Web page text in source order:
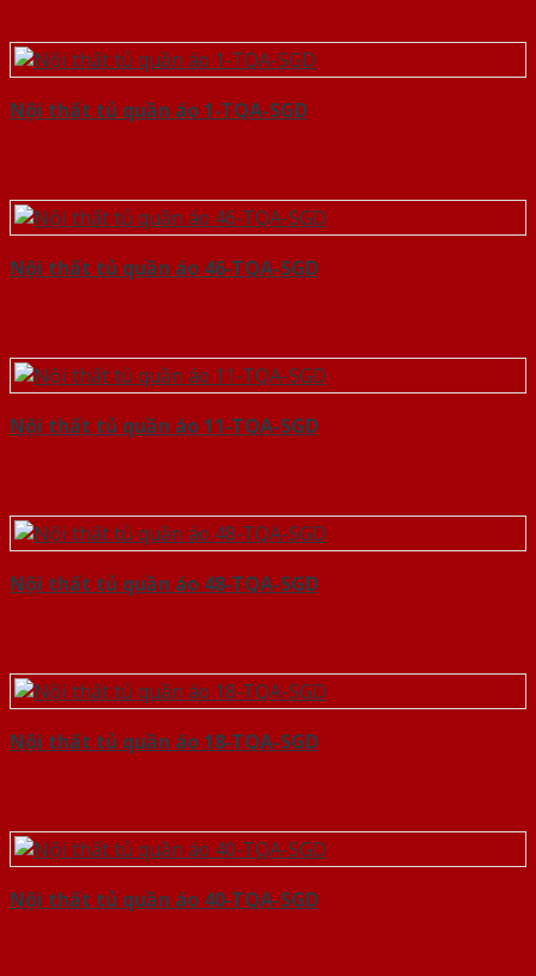
Nội thất tủ quần áo 1-TQA-SGD
Nội thất tủ quần áo 46-TQA-SGD
Nội thất tủ quần áo 11-TQA-SGD
Nội thất tủ quần áo 48-TQA-SGD
Nội thất tủ quần áo 18-TQA-SGD
Nội thất tủ quần áo 40-TQA-SGD